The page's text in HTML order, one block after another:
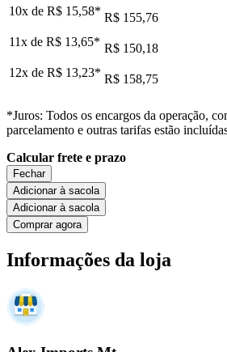
10x de R$ 15,58* R$ 155,76
11x de R$ 13,65* R$ 150,18
12x de R$ 13,23* R$ 158,75
*Juros: Todos os encargos da operação,
parcelamento e outras tarifas estão
Calcular frete e prazo
Fechar
Adicionar à sacola
Adicionar à sacola
Comprar agora
Informações da loja